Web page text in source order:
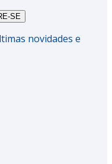
SE
novidades e